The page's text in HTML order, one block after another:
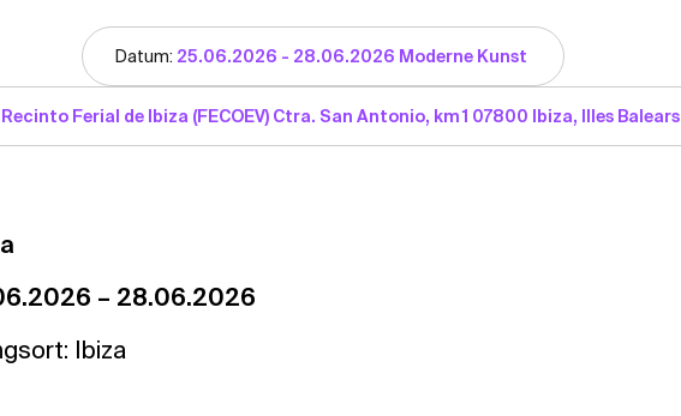
Datum: 25.06.2026 - 28.06.2026 Moderne Kunst
Recinto Ferial de Ibiza (FECOEV) Ctra. San Antonio, km 1 07800 Ibiza, Illes Balears
– 28.06.2026
Ibiza